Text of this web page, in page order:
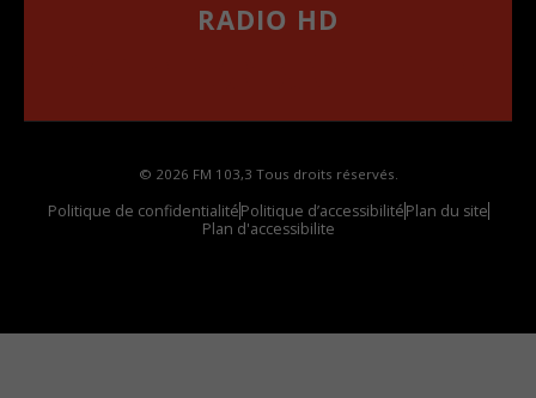
RADIO HD
© 2026 FM 103,3 Tous droits réservés.
Politique de confidentialitéPolitique d’accessibilitéPlan du site
Plan d'accessibilite